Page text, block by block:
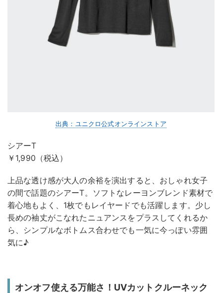
出典：ユニクロ公式オンラインストア
シアーT
￥1,990（税込）
上品な透け感が大人の余裕を演出すると、おしゃれ女子
の間で話題のシアーT。ソフトなレーヨンブレンド素材で
着心地もよく、1枚でもレイヤードでも活躍します。少し
長めの袖丈がこなれたニュアンスをプラスしてくれるか
ら、シンプルなボトムス合わせでも一気に今っぽい雰囲
気に♪
オンオフ使える万能さ！UVカットクルーネック